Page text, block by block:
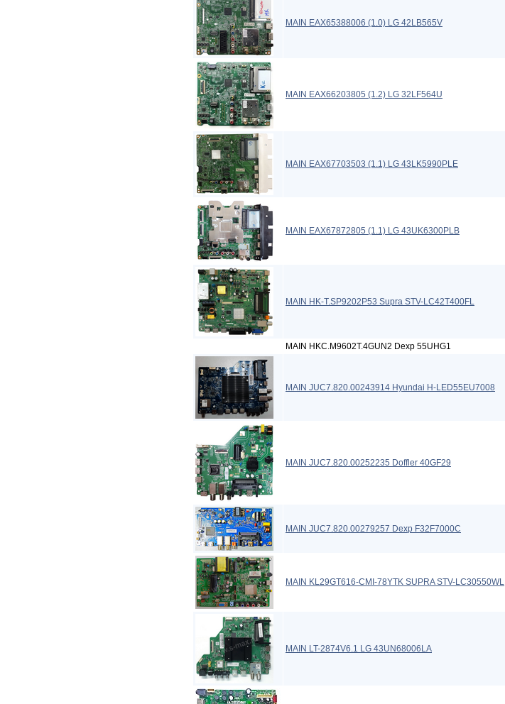
MAIN EAX65388006 (1.0) LG 42LB565V
MAIN EAX66203805 (1.2) LG 32LF564U
MAIN EAX67703503 (1.1) LG 43LK5990PLE
MAIN EAX67872805 (1.1) LG 43UK6300PLB
MAIN HK-T.SP9202P53 Supra STV-LC42T400FL
MAIN HKC.M9602T.4GUN2 Dexp 55UHG1
MAIN JUC7.820.00243914 Hyundai H-LED55EU7008
MAIN JUC7.820.00252235 Doffler 40GF29
MAIN JUC7.820.00279257 Dexp F32F7000C
MAIN KL29GT616-CMI-78YTK SUPRA STV-LC30550WL
MAIN LT-2874V6.1 LG 43UN68006LA